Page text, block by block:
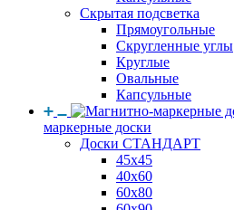
Скрытая подсветка
Прямоугольные
Скругленные углы
Круглые
Овальные
Капсульные
маркерные доски
Доски СТАНДАРТ
45x45
40x60
60x80